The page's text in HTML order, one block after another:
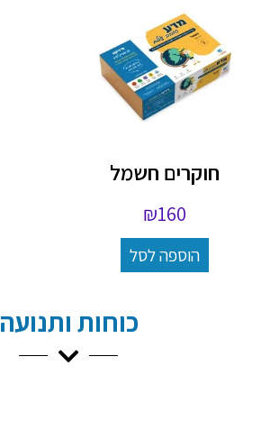
חוקרים חשמל
₪160
הוספה לסל
כוחות ותנועה